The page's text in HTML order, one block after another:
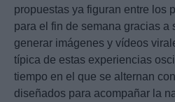
propuestas ya figuran entre los
para el fin de semana gracias a
generar imágenes y vídeos
típica de estas experiencias
tiempo en el que se alternan
diseñados para acompañar la